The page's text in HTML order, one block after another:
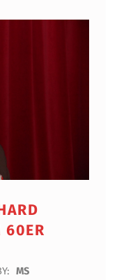
60ER
MS